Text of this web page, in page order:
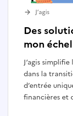
Des
mon
J’agis
dans la
d’entrée
financières et
J’agis